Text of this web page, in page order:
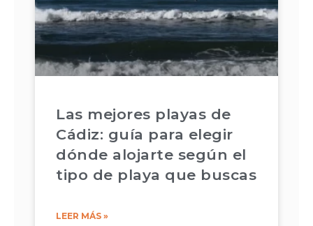
Las mejores playas de
Cádiz: guía para elegir
dónde alojarte según el
tipo de playa que buscas
LEER MÁS »